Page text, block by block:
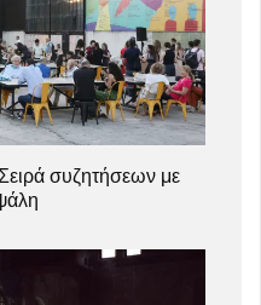
συζητήσεων με